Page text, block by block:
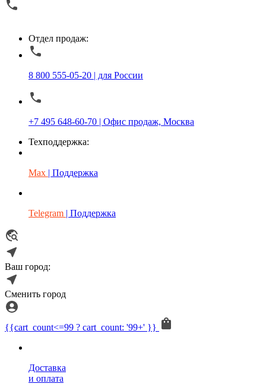
Отдел продаж:
8 800 555-05-20 | для России
+7 495 648-60-70 | Офис продаж, Москва
Техподдержка:
Max | Поддержка
Telegram | Поддержка
Ваш город:
Сменить город
{{cart_count<=99 ? cart_count: '99+' }}
Доставка
и оплата